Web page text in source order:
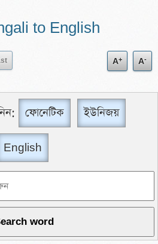
to English
A+ A-
ফোনেটিক ইউনিজয়
English